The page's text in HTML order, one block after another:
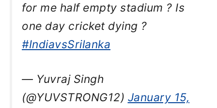
for me half empty stadium ? Is
one day cricket dying ?
#IndiavsSrilanka
— Yuvraj Singh
(@YUVSTRONG12) January 15,